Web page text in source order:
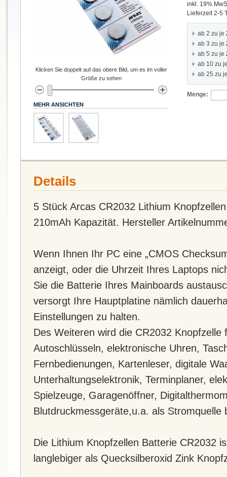
inkl. 19%
Lieferzeit 2-5
ab 2 zu je
ab 3 zu je
ab 5 zu je
ab 10 zu
ab 25 zu
Menge:
Klicken Sie doppelt auf das obere Bild, um es im voller
Größe zu sehen
MEHR ANSICHTEN
Details
5 Stück Arcas CR2032 Lithium
210mAh Kapazität. Hersteller
Wenn Ihnen Ihr PC eine „CMOS
anzeigt, oder die Uhrzeit Ihres Laptops
Sie die Batterie Ihres Mainboards
versorgt Ihre Hauptplatine nämlich
Einstellungen zu halten.
Des Weiteren wird die CR2032 Knopfzelle
Autoschlüsseln, elektronische Uhren,
Fernbedienungen, Kartenleser, digitale
Unterhaltungselektronik, Terminplaner,
Spielzeuge, Garagenöffner,
Blutdruckmessgeräte,u.a. als Stromquelle
Die Lithium Knopfzellen Batterie CR2032
langlebiger als Quecksilberoxid Zink